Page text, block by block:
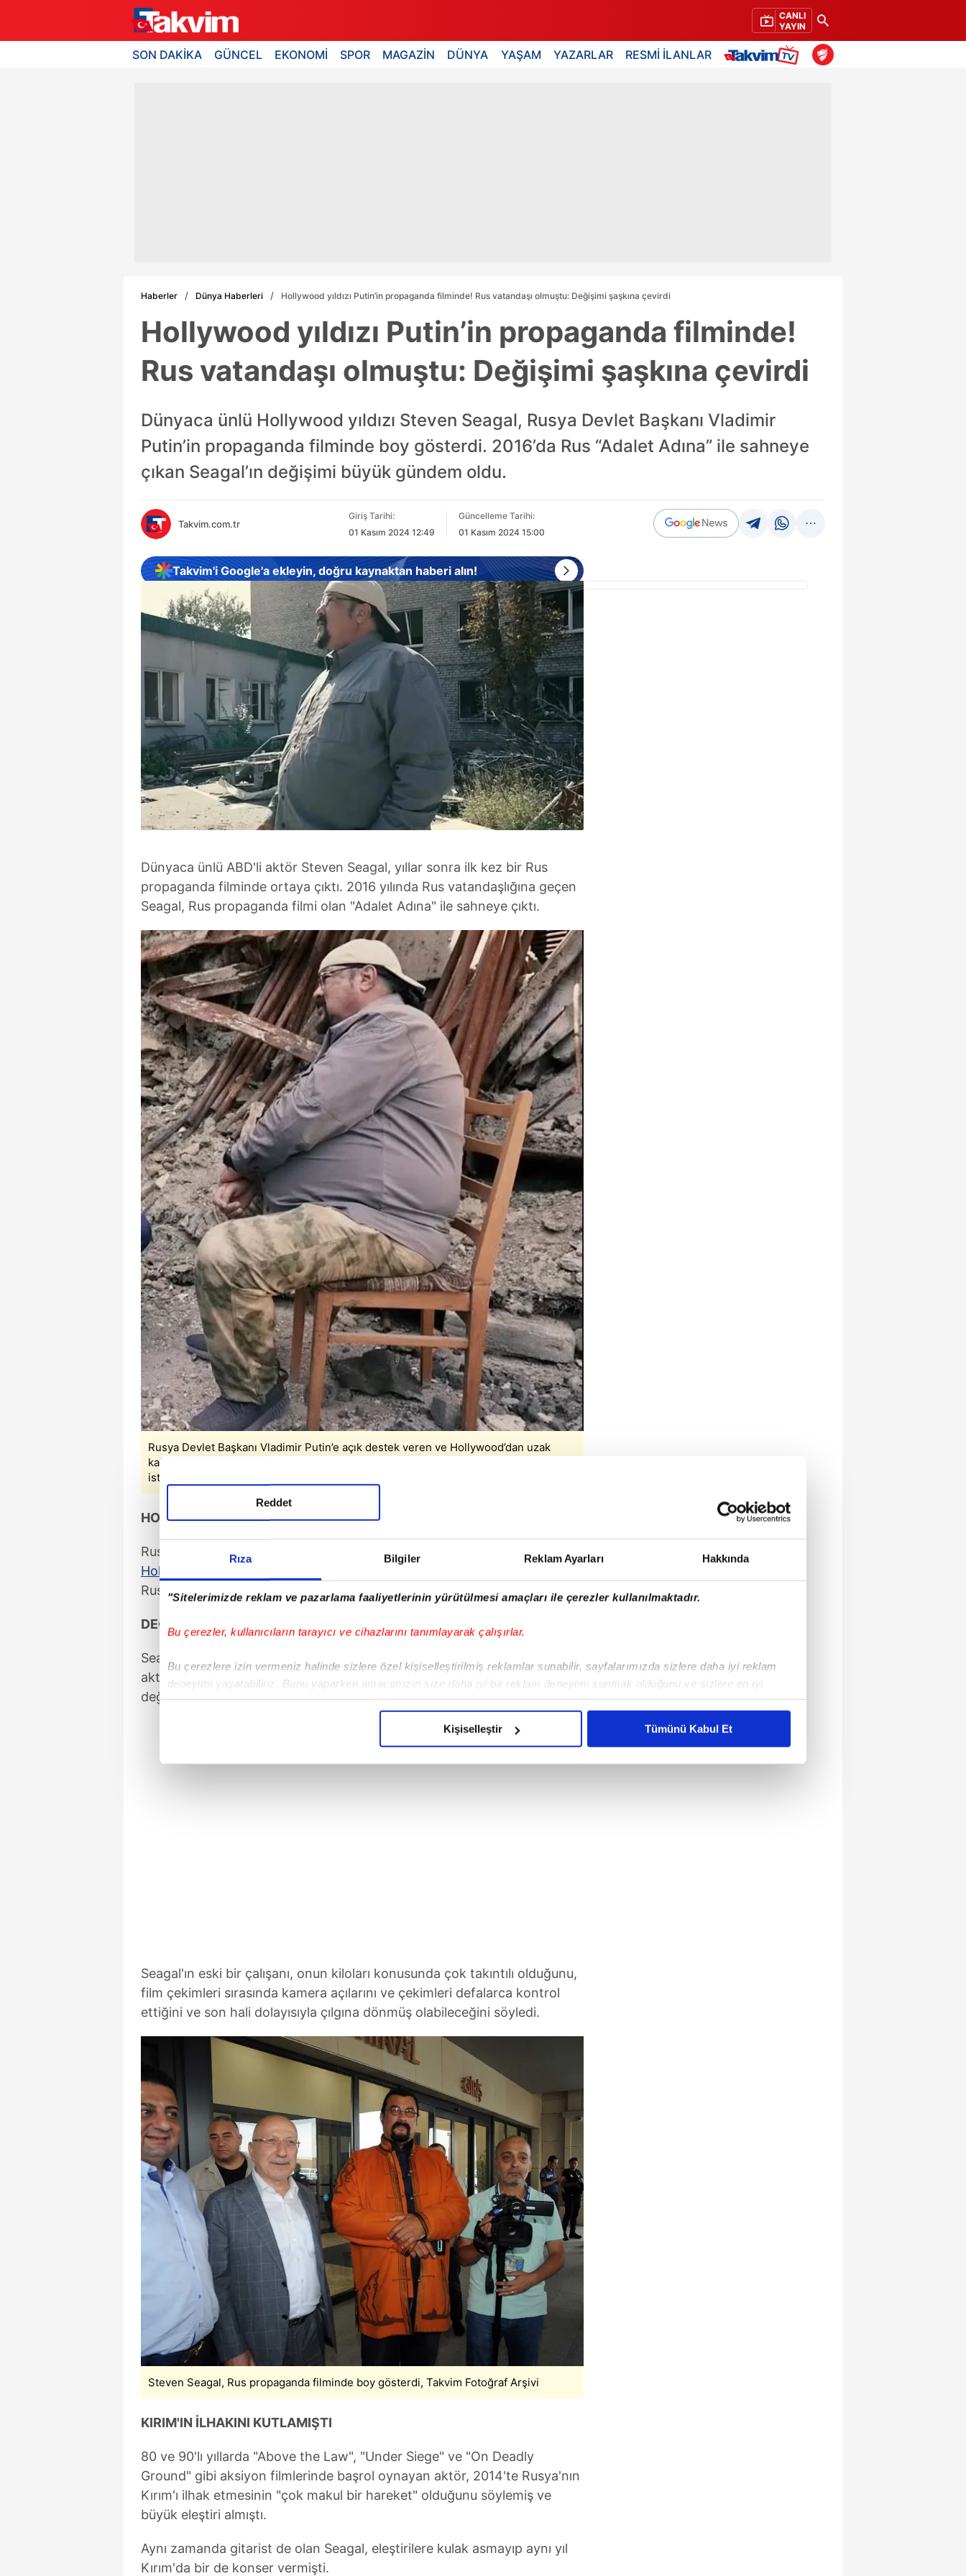
Rıza Bilgiler Reklam Ayarları Hakkında
"Sitelerimizde reklam ve pazarlama faaliyetlerinin yürütülmesi amaçları ile çerezler kullanılmaktadır.
Bu çerezler, kullanıcıların tarayıcı ve cihazlarını tanımlayarak çalışırlar.
Bu çerezlere izin vermeniz halinde sizlere özel kişiselleştirilmiş reklamlar sunabilir, sayfalarımızda sizlere daha iyi reklam
deneyimi yaşatabiliriz. Bunu yaparken amacımızın size daha iyi bir reklam deneyimi sunmak olduğunu ve sizlere en iyi
içerikleri sunabilmek adına elimizden gelen çabayı gösterdiğimizi ve bu noktada, reklamların maliyetlerimizi karşılamak
Reddet
Kişiselleştir Tümünü Kabul Et
CANLI
YAYIN
SON DAKİKA GÜNCEL EKONOMİ SPOR MAGAZİN DÜNYA YAŞAM YAZARLAR RESMİ İLANLAR
Haberler Dünya Haberleri Hollywood yıldızı Putin’in propaganda filminde! Rus vatandaşı olmuştu: Değişimi şaşkına çevirdi
Hollywood yıldızı Putin’in propaganda filminde!
Rus vatandaşı olmuştu: Değişimi şaşkına çevirdi
Dünyaca ünlü Hollywood yıldızı Steven Seagal, Rusya Devlet Başkanı Vladimir
Putin’in propaganda filminde boy gösterdi. 2016’da Rus “Adalet Adına” ile sahneye
çıkan Seagal’ın değişimi büyük gündem oldu.
Takvim.com.tr
Giriş Tarihi:
01 Kasım 2024 12:49
Güncelleme Tarihi:
01 Kasım 2024 15:00
Takvim'i Google'a ekleyin, doğru kaynaktan haberi alın!
Dünyaca ünlü ABD'li aktör Steven Seagal, yıllar sonra ilk kez bir Rus
propaganda filminde ortaya çıktı. 2016 yılında Rus vatandaşlığına geçen
Seagal, Rus propaganda filmi olan "Adalet Adına" ile sahneye çıktı.
Rusya Devlet Başkanı Vladimir Putin’e açık destek veren ve Hollywood’dan uzak
kalan Seagal, filmde, Ukrayna’yı ziyaret ediyor ve Rusya ile savaşı Ukrayna’nın
istediğini anlatıyor.
HOLLYWOOD AKTÖRÜ RUS FİLMİNDE
Rusya Devlet Başkanı
'e açık destek veren ve
Hollywood
Rusya ile savaşı Ukrayna'nın istediğini anlatıyor.
DEĞİŞİMİ GÜNDEM OLDU
Seagal'ın değişimi Batı medyasında büyük gündem oldu. Dünyaca ünlü
aktör Seagal'ın en az 20 kilo aldığı ve neredeyse tanınmayacak kadar
değiştiği gündem oldu.
Seagal'ın eski bir çalışanı, onun kiloları konusunda çok takıntılı olduğunu,
film çekimleri sırasında kamera açılarını ve çekimleri defalarca kontrol
ettiğini ve son hali dolayısıyla çılgına dönmüş olabileceğini söyledi.
Steven Seagal, Rus propaganda filminde boy gösterdi, Takvim Fotoğraf Arşivi
KIRIM'IN İLHAKINI KUTLAMIŞTI
80 ve 90'lı yıllarda "Above the Law", "Under Siege" ve "On Deadly
Ground" gibi aksiyon filmlerinde başrol oynayan aktör, 2014'te Rusya'nın
Kırım'ı ilhak etmesinin "çok makul bir hareket" olduğunu söylemiş ve
büyük eleştiri almıştı.
Aynı zamanda gitarist de olan Seagal, eleştirilere kulak asmayıp aynı yıl
Kırım'da bir de konser vermişti.